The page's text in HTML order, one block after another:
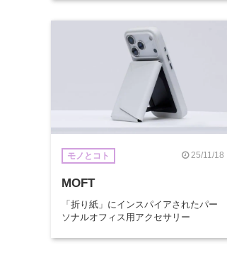
モノとコト 25/11/18
MOFT
「折り紙」にインスパイアされたパー
ソナルオフィス用アクセサリー